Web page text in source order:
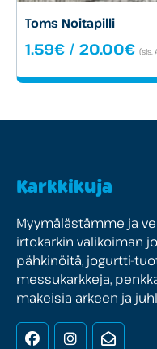
Toms Noitapilli
1.59€ / 20.00€
-
(sis.
Karkkikuja
Myymälästämme ja
irtokarkin valikoiman
pähkinöitä, jogurtti-
messukarkkeja,
makeisia arkeen ja
FacebookInstagram